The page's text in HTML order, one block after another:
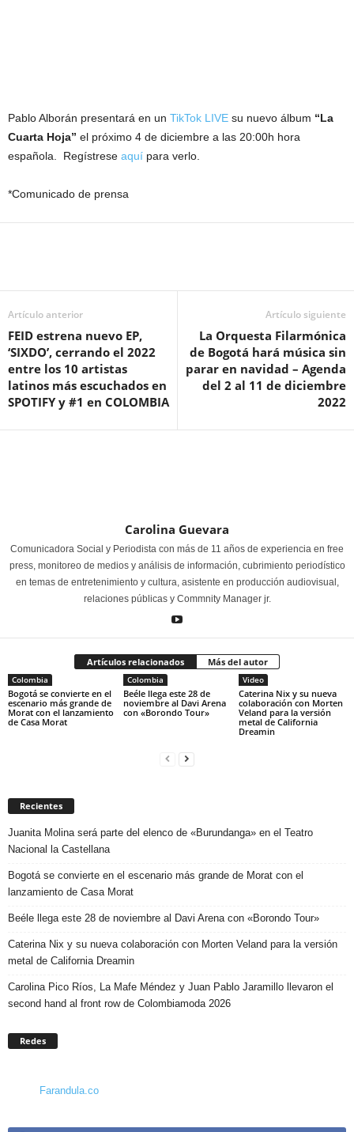
Pablo Alborán presentará en un TikTok LIVE su nuevo álbum “La
Cuarta Hoja” el próximo 4 de diciembre a las 20:00h hora
española. Regístrese aquí para verlo.
*Comunicado de prensa
Artículo anterior
FEID estrena nuevo EP,
‘SIXDO’, cerrando el 2022
entre los 10 artistas
latinos más escuchados en
SPOTIFY y #1 en COLOMBIA
Artículo siguiente
La Orquesta Filarmónica
de Bogotá hará música sin
parar en navidad – Agenda
del 2 al 11 de diciembre
2022
Carolina Guevara
Comunicadora Social y Periodista con más de 11 años de experiencia en free
press, monitoreo de medios y análisis de información, cubrimiento periodístico
en temas de entretenimiento y cultura, asistente en producción audiovisual,
relaciones públicas y Commnity Manager jr.
Artículos relacionados Más del autor
Colombia
Bogotá se convierte en el
escenario más grande de
Morat con el lanzamiento
de Casa Morat
Colombia
Beéle llega este 28 de
noviembre al Davi Arena
con «Borondo Tour»
Video
Caterina Nix y su nueva
colaboración con Morten
Veland para la versión
metal de California
Dreamin
Recientes
Juanita Molina será parte del elenco de «Burundanga» en el Teatro
Nacional la Castellana
Bogotá se convierte en el escenario más grande de Morat con el
lanzamiento de Casa Morat
Beéle llega este 28 de noviembre al Davi Arena con «Borondo Tour»
Caterina Nix y su nueva colaboración con Morten Veland para la versión
metal de California Dreamin
Carolina Pico Ríos, La Mafe Méndez y Juan Pablo Jaramillo llevaron el
second hand al front row de Colombiamoda 2026
Redes
Farandula.co